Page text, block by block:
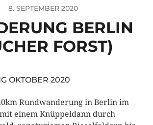
8. SEPTEMBER 2020
BERLIN
FORST)
OKTOBER 2020
Rundwanderung in Berlin im
einem Knüppeldann durch